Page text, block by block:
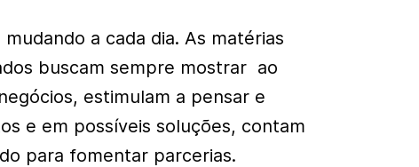
a cada dia. As matérias
buscam sempre mostrar ao
estimulam a pensar e
e em possíveis soluções, contam
para fomentar parcerias.